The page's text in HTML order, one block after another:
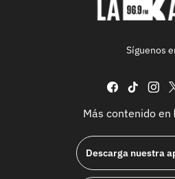
Síguenos
facebook
tiktok
Más contenido en
Descarga nuestra